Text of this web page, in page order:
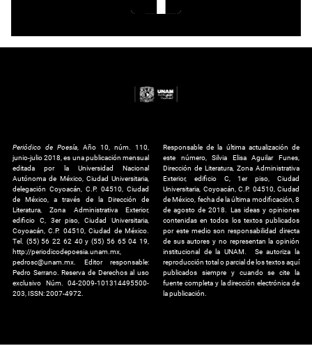
Periódico de Poesía , Año 10, núm. 110,
junio-julio 2018, es una publicación mensual
editada por la Universidad Nacional
Autónoma de México, Ciudad Universitaria,
delegación Coyoacán, C.P. 04510, Ciudad
de México, a través de la Dirección de
Literatura, Zona Administrativa Exterior,
edificio C, 3er piso, Ciudad Universitaria,
Coyoacán, C.P. 04510, Ciudad de México.
Tel. (55) 56 22 62 40 y (55) 56 65 04 19,
http://periodicodepoesia.unam.mx,
pedrosc@unam.mx. Editor responsable:
Pedro Serrano. Reserva de Derechos al uso
exclusivo Núm. 04-2009-101314495500-
203, ISSN: 2007-4972.
Responsable de la última actualización de
este número, Silvia Elisa Aguilar Funes,
Dirección de Literatura, Zona Administrativa
Exterior, edificio C, 1er piso, Ciudad
Universitaria, Coyoacán, C.P. 04510, Ciudad
de México, fecha de la última modificación, 8
de agosto de 2018. Las ideas y opiniones
contenidas en todos los textos publicados
por este medio son responsabilidad directa
de sus autores y no representan la opinión
institucional de la UNAM. Se autoriza la
reproducción total o parcial de los textos aquí
publicados siempre y cuando se cite la
fuente completa y la dirección electrónica de
la publicación.